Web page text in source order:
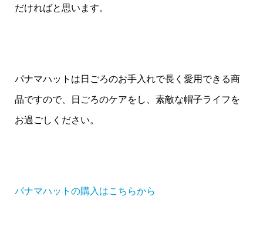
だければと思います。
パナマハットは日ごろのお手入れで長く愛用できる商
品ですので、日ごろのケアをし、素敵な帽子ライフを
お過ごしください。
パナマハットの購入はこちらから